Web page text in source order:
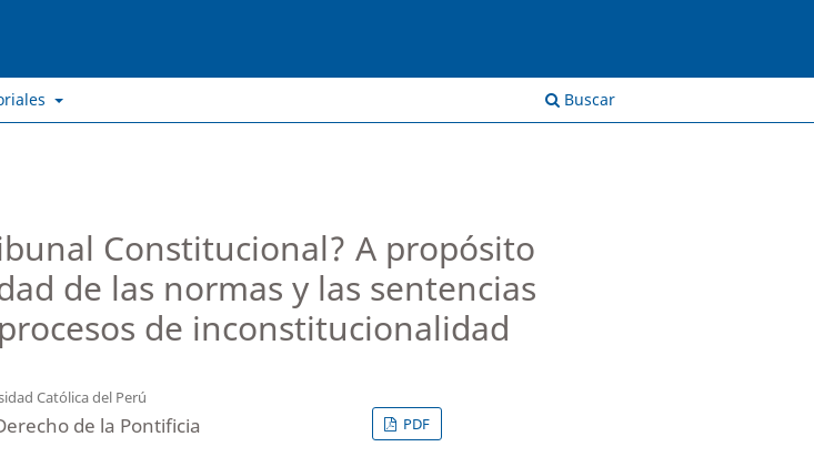
Buscar
Constitucional? A propósito
de las normas y las sentencias
de inconstitucionalidad
Católica del Perú
de la Pontificia
PDF